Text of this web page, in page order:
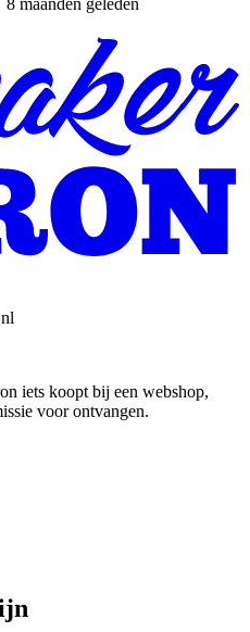
8 maanden geleden
iets koopt bij een webshop,
voor ontvangen.